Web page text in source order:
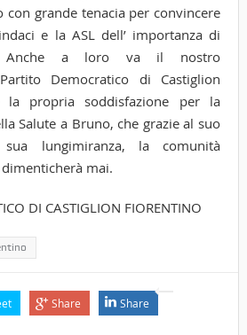
con grande tenacia per convincere
e la ASL dell’ importanza di
Anche a loro va il nostro
Democratico di Castiglion
la propria soddisfazione per la
Salute a Bruno, che grazie al suo
lungimiranza, la comunità
mai.
DI CASTIGLION FIORENTINO
Share Share